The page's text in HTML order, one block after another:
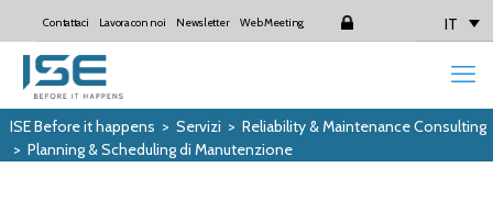
Contattaci Lavora con noi Newsletter Web Meeting IT
ISE Before it happens > Servizi > Reliability & Maintenance Consulting
> Planning & Scheduling di Manutenzione